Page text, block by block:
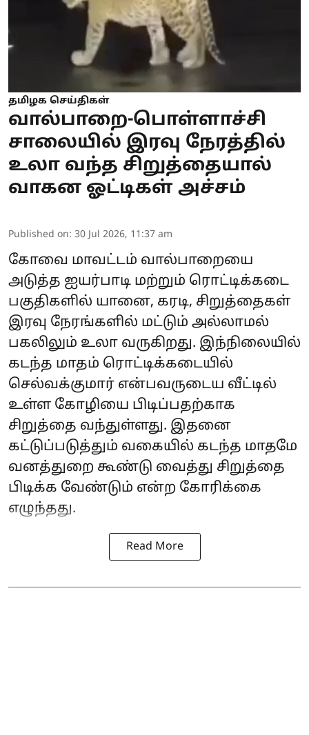
தமிழக செய்திகள்
வால்பாறை-பொள்ளாச்சி
சாலையில் இரவு நேரத்தில்
உலா வந்த சிறுத்தையால்
வாகன ஓட்டிகள் அச்சம்
Published on: 30 Jul 2026, 11:37 am
கோவை மாவட்டம் வால்பாறையை
அடுத்த ஐயர்பாடி மற்றும் ரொட்டிக்கடை
பகுதிகளில் யானை, கரடி, சிறுத்தைகள்
இரவு நேரங்களில் மட்டும் அல்லாமல்
பகலிலும் உலா வருகிறது. இந்நிலையில்
கடந்த மாதம் ரொட்டிக்கடையில்
செல்வக்குமார் என்பவருடைய வீட்டில்
உள்ள கோழியை பிடிப்பதற்காக
சிறுத்தை வந்துள்ளது. இதனை
கட்டுப்படுத்தும் வகையில் கடந்த மாதமே
வனத்துறை கூண்டு வைத்து சிறுத்தை
பிடிக்க வேண்டும் என்ற கோரிக்கை
எழுந்தது.
Read More